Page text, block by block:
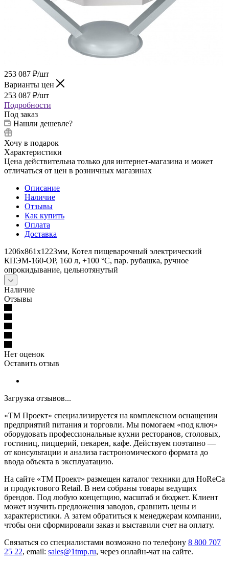
253 087 ₽/шт
Варианты цен
253 087 ₽/шт
Подробности
Под заказ
Нашли дешевле?
Хочу в подарок
Характеристики
Цена действительна только для интернет-магазина и может
отличаться от цен в розничных магазинах
Описание
Наличие
Отзывы
Как купить
Оплата
Доставка
1206х861х1223мм, Котел пищеварочный электрический
КПЭМ-160-ОР, 160 л, +100 °С, пар. рубашка, ручное
опрокидывание, цельнотянутый
Наличие
Отзывы
Нет оценок
Оставить отзыв
Загрузка отзывов...
«ТМ Проект» специализируется на комплексном оснащении
предприятий питания и торговли. Мы помогаем «под ключ»
оборудовать профессиональные кухни ресторанов, столовых,
гостиниц, пиццерий, пекарен, кафе. Действуем поэтапно —
от консультации и анализа гастрономического формата до
ввода объекта в эксплуатацию.
На сайте «ТМ Проект» размещен каталог техники для HoReCa
и продуктового Retail. В нем собраны товары ведущих
брендов. Под любую концепцию, масштаб и бюджет. Клиент
может изучить предложения заводов, сравнить цены и
характеристики. А затем обратиться к менеджерам компании,
чтобы они сформировали заказ и выставили счет на оплату.
Связаться со специалистами возможно по телефону 8 800 707
25 22, email: sales@1tmp.ru, через онлайн-чат на сайте.